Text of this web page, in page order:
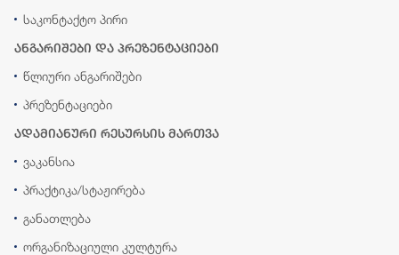
საკონტაქტო პირი
ანგარიშები და პრეზენტაციები
წლიური ანგარიშები
პრეზენტაციები
ადამიანური რესურსის მართვა
ვაკანსია
პრაქტიკა/სტაჟირება
განათლება
ორგანიზაციული კულტურა